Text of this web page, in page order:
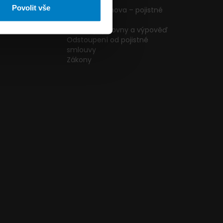
Povolit vše
Pojištění domova – pojistné
podmínky
Změna pojišťovny a výpověď
Odstoupení od pojistné
smlouvy
Zákony